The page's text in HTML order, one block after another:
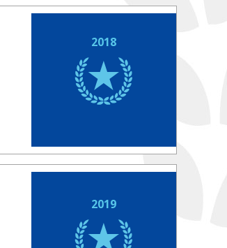
2018
2019